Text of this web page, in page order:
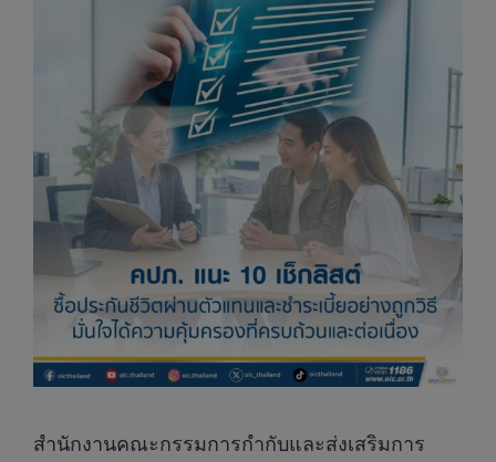
สำนักงานคณะกรรมการกำกับและส่งเสริมการ